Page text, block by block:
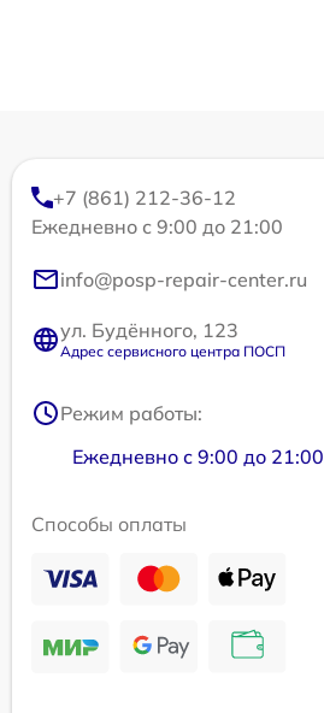
+7 (861) 212-36-12
Ежедневно с 9:00 до 21:00
info@posp-repair-center.ru
ул. Будённого, 123
Адрес сервисного центра ПОСП
Режим работы:
Ежедневно с 9:00 до 21:00
Способы оплаты